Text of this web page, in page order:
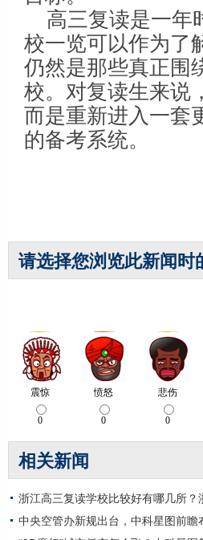
高三复读是一年
校一览可以作为了
仍然是那些真正围
校。对复读生来说
而是重新进入一套
的备考系统。
请选择您浏览此新闻时
相关新闻
浙江高三复读学校比较好有哪几所？
中央空管办新规出台，中科星图前瞻